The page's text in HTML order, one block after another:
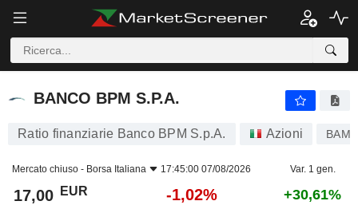
BANCO BPM S.P.A.
BANCO BPM S.P.A.
Ratio finanziarie Banco BPM S.p.A. Azioni BAMI
Mercato chiuso - Borsa Italiana 17:45:00 07/08/2026 Var. 1 gen.
17,00 EUR -1,02% +30,61%